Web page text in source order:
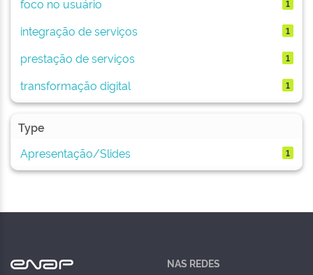
foco no usuário 1
integração de serviços 1
prestação de serviços 1
transformação digital 1
Type
Apresentação/Slides
1
NAS REDES